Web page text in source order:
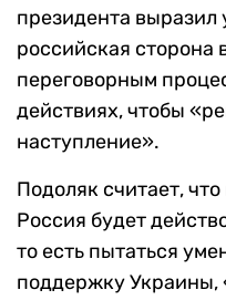
президента выразил
российская сторона
переговорным
действиях, чтобы
наступление».
Подоляк считает,
Россия будет
то есть пытаться
поддержку Украины,